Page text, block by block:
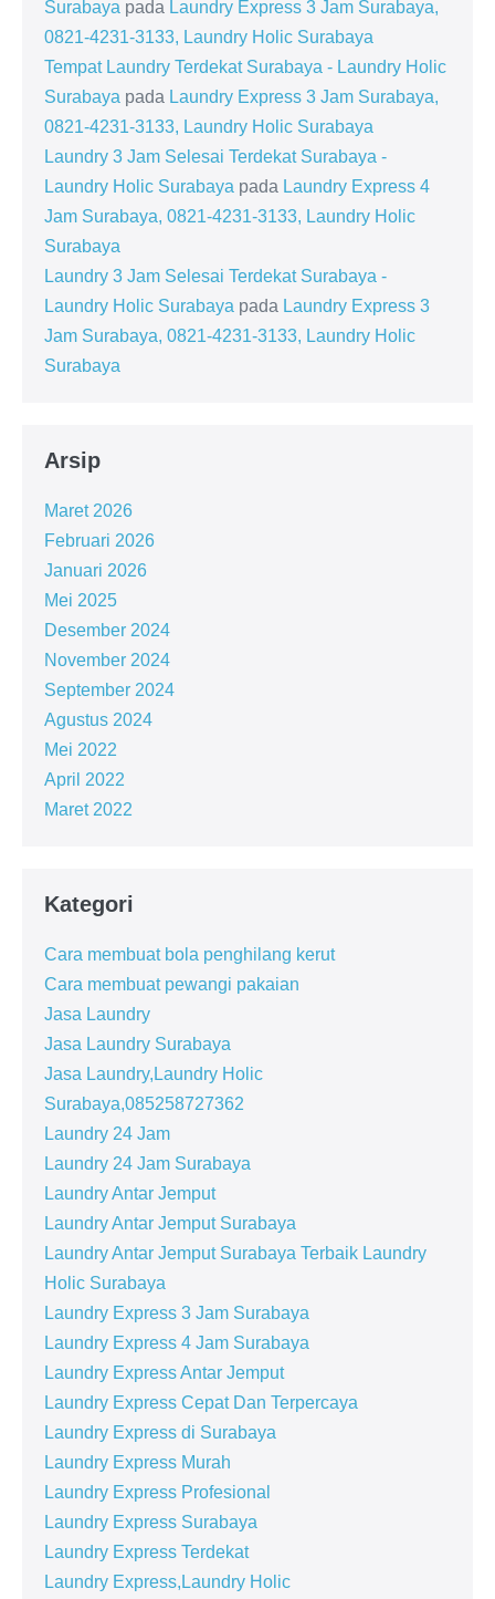
Surabaya pada Laundry Express 3 Jam Surabaya,
0821-4231-3133, Laundry Holic Surabaya
Tempat Laundry Terdekat Surabaya - Laundry Holic
Surabaya pada Laundry Express 3 Jam Surabaya,
0821-4231-3133, Laundry Holic Surabaya
Laundry 3 Jam Selesai Terdekat Surabaya -
Laundry Holic Surabaya pada Laundry Express 4
Jam Surabaya, 0821-4231-3133, Laundry Holic
Surabaya
Laundry 3 Jam Selesai Terdekat Surabaya -
Laundry Holic Surabaya pada Laundry Express 3
Jam Surabaya, 0821-4231-3133, Laundry Holic
Surabaya
Arsip
Maret 2026
Februari 2026
Januari 2026
Mei 2025
Desember 2024
November 2024
September 2024
Agustus 2024
Mei 2022
April 2022
Maret 2022
Kategori
Cara membuat bola penghilang kerut
Cara membuat pewangi pakaian
Jasa Laundry
Jasa Laundry Surabaya
Jasa Laundry,Laundry Holic
Surabaya,085258727362
Laundry 24 Jam
Laundry 24 Jam Surabaya
Laundry Antar Jemput
Laundry Antar Jemput Surabaya
Laundry Antar Jemput Surabaya Terbaik Laundry
Holic Surabaya
Laundry Express 3 Jam Surabaya
Laundry Express 4 Jam Surabaya
Laundry Express Antar Jemput
Laundry Express Cepat Dan Terpercaya
Laundry Express di Surabaya
Laundry Express Murah
Laundry Express Profesional
Laundry Express Surabaya
Laundry Express Terdekat
Laundry Express,Laundry Holic